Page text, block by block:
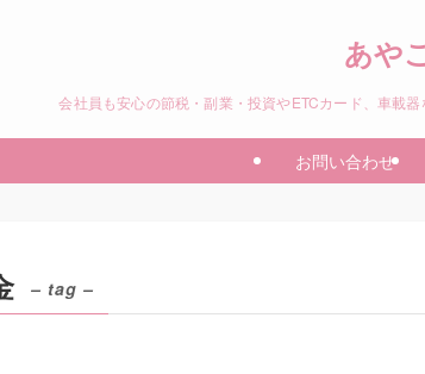
あや
会社員も安心の節税・副業・投資やETCカード、車載
お問い合わせ
– tag –